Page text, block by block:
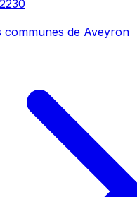
communes de Aveyron